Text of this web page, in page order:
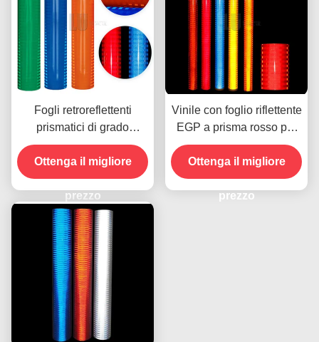
Fogli retroreflettenti
prismatici di grado
ingegneristico per segnali
stradali
Ottenga il migliore
prezzo
Vinile con foglio riflettente
EGP a prisma rosso per
la stampa UV con
solvente ecologico
Ottenga il migliore
prezzo